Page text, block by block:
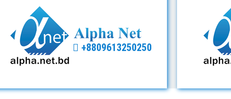
+8809613250250